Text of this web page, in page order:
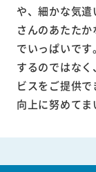
や、細かな気
さんのあたた
でいっぱいで
するのではな
ビスをご提供
向上に努めてま